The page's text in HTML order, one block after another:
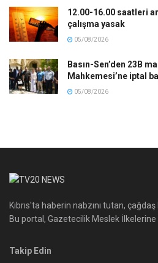
12.00-16.00 saatleri
çalışma yasak
05/08/2026
Basın-Sen’den 23B
Mahkemesi’ne iptal
05/08/2026
Kıbrıs'ta haberin nabzını tutan, çağdaş
Bu portal, Gazetecilik Meslek İlkelerine
Takip Edin